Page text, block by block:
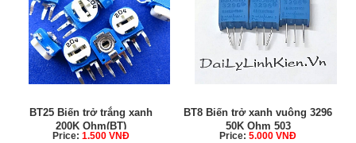
BT25 Biến trở trắng xanh
200K Ohm(BT)
Price:1.500 VNĐ
BT8 Biến trở xanh vuông 3296
50K Ohm 503
Price:5.000 VNĐ